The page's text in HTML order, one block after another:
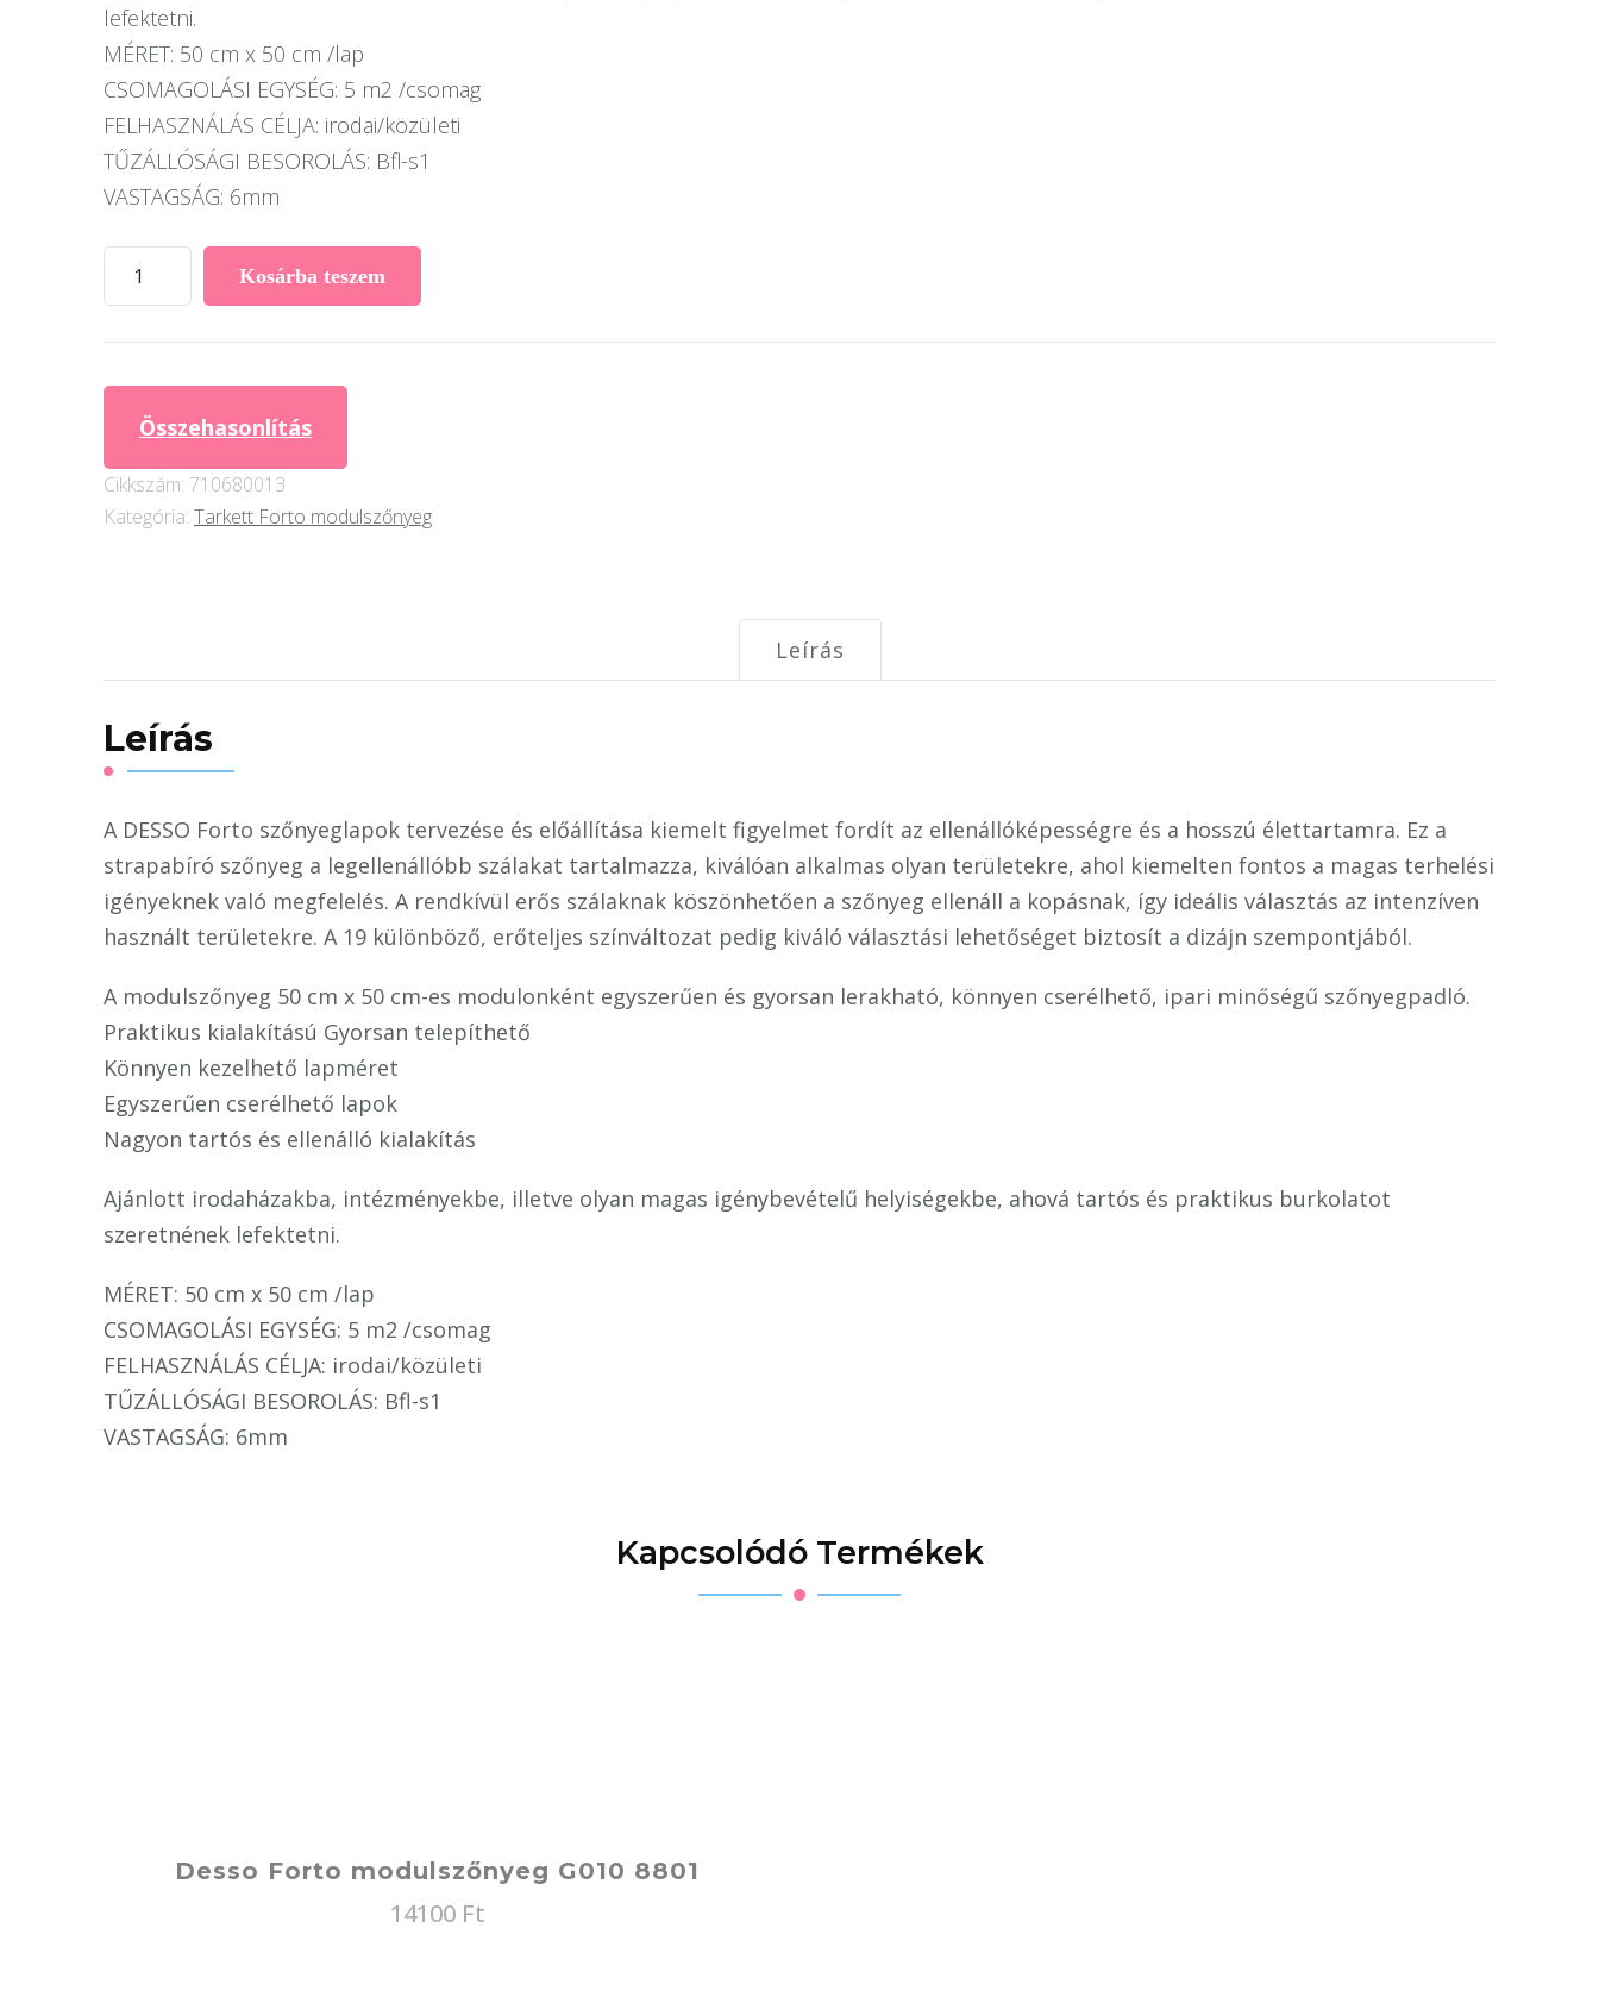
lefektetni.
MÉRET: 50 cm x 50 cm /lap
CSOMAGOLÁSI EGYSÉG: 5 m2 /csomag
FELHASZNÁLÁS CÉLJA: irodai/közületi
TŰZÁLLÓSÁGI BESOROLÁS: Bfl-s1
VASTAGSÁG: 6mm
Desso
Forto
modulszőnyeg
mennyiség
Kosárba teszem
Összehasonlítás
Cikkszám: 710680013
Kategória: Tarkett Forto modulszőnyeg
Leírás
Leírás
A DESSO Forto szőnyeglapok tervezése és előállítása kiemelt figyelmet fordít az ellenállóképességre és a hosszú élettartamra. Ez a
strapabíró szőnyeg a legellenállóbb szálakat tartalmazza, kiválóan alkalmas olyan területekre, ahol kiemelten fontos a magas terhelési
igényeknek való megfelelés. A rendkívül erős szálaknak köszönhetően a szőnyeg ellenáll a kopásnak, így ideális választás az intenzíven
használt területekre. A 19 különböző, erőteljes színváltozat pedig kiváló választási lehetőséget biztosít a dizájn szempontjából.
A modulszőnyeg 50 cm x 50 cm-es modulonként egyszerűen és gyorsan lerakható, könnyen cserélhető, ipari minőségű szőnyegpadló.
Praktikus kialakítású Gyorsan telepíthető
Könnyen kezelhető lapméret
Egyszerűen cserélhető lapok
Nagyon tartós és ellenálló kialakítás
Ajánlott irodaházakba, intézményekbe, illetve olyan magas igénybevételű helyiségekbe, ahová tartós és praktikus burkolatot
szeretnének lefektetni.
MÉRET: 50 cm x 50 cm /lap
CSOMAGOLÁSI EGYSÉG: 5 m2 /csomag
FELHASZNÁLÁS CÉLJA: irodai/közületi
TŰZÁLLÓSÁGI BESOROLÁS: Bfl-s1
VASTAGSÁG: 6mm
Kapcsolódó Termékek
Desso Forto modulszőnyeg G010 8801
14100 Ft